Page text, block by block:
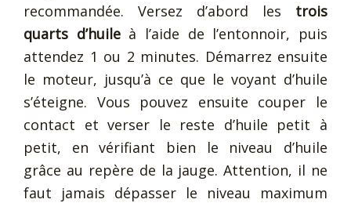
recommandée. Versez d’abord les trois
quarts d’huileà l’aide de l’entonnoir, puis
attendez 1 ou 2 minutes. Démarrez ensuite
le moteur, jusqu’à ce que le voyant d’huile
s’éteigne. Vous pouvez ensuite couper le
contact et verser le reste d’huile petit à
petit, en vérifiant bien le niveau d’huile
grâce au repère de la jauge. Attention, il ne
faut jamais dépasser le niveau maximum